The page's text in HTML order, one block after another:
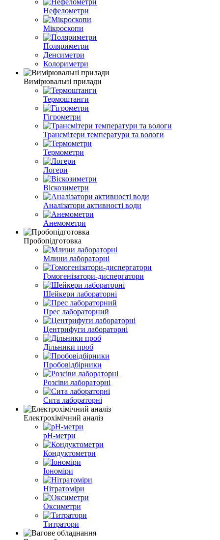
Нефелометри
Мікроскопи
Поляриметри
Денсиметри
Колориметри
Вимірювальні прилади
Термоштанги
Гігрометри
Трансмітери температури та вологи
Термометри
Логери
Віскозиметри
Аналізатори активності води
Анемометри
Пробопідготовка
Млини лабораторні
Гомогенізатори-диспергатори
Шейкери лабораторні
Прес лабораторний
Центрифуги лабораторні
Дільники проб
Пробовідбірники
Розсіви лабораторні
Сита лабораторні
Електрохімічний аналіз
pH-метри
Кондуктометри
Іономіри
Нітратоміри
Оксиметри
Титратори